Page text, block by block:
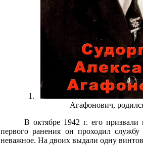
Агафонович,
В октябре 1942 г. его
первого ранения он проходил
неважное. На двоих выдали одну